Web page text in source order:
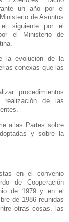
un año por el
de Asuntos
siguiente por el
el Ministerio de
la evolución de la
conexas que las
procedimientos
realización de las
a las Partes sobre
y sobre la
en el convenio
de Cooperación
de 1979 y en el
de 1986 reunidas
otras cosas, las